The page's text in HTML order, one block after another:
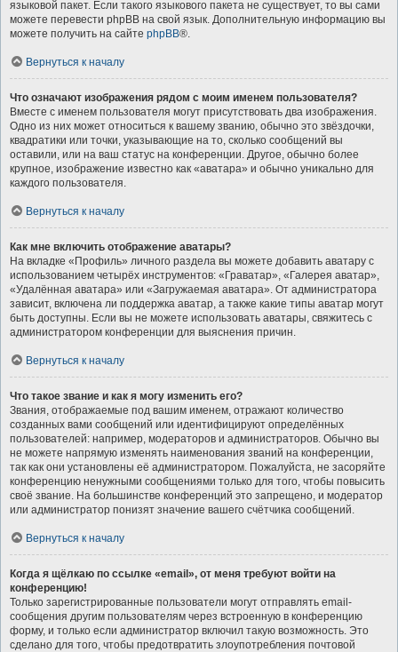
языковой пакет. Если такого языкового пакета не существует, то вы сами
можете перевести phpBB на свой язык. Дополнительную информацию вы
можете получить на сайте phpBB®.
Вернуться к началу
Что означают изображения рядом с моим именем пользователя?
Вместе с именем пользователя могут присутствовать два изображения.
Одно из них может относиться к вашему званию, обычно это звёздочки,
квадратики или точки, указывающие на то, сколько сообщений вы
оставили, или на ваш статус на конференции. Другое, обычно более
крупное, изображение известно как «аватара» и обычно уникально для
каждого пользователя.
Вернуться к началу
Как мне включить отображение аватары?
На вкладке «Профиль» личного раздела вы можете добавить аватару с
использованием четырёх инструментов: «Граватар», «Галерея аватар»,
«Удалённая аватара» или «Загружаемая аватара». От администратора
зависит, включена ли поддержка аватар, а также какие типы аватар могут
быть доступны. Если вы не можете использовать аватары, свяжитесь с
администратором конференции для выяснения причин.
Вернуться к началу
Что такое звание и как я могу изменить его?
Звания, отображаемые под вашим именем, отражают количество
созданных вами сообщений или идентифицируют определённых
пользователей: например, модераторов и администраторов. Обычно вы
не можете напрямую изменять наименования званий на конференции,
так как они установлены её администратором. Пожалуйста, не засоряйте
конференцию ненужными сообщениями только для того, чтобы повысить
своё звание. На большинстве конференций это запрещено, и модератор
или администратор понизят значение вашего счётчика сообщений.
Вернуться к началу
Когда я щёлкаю по ссылке «email», от меня требуют войти на
конференцию!
Только зарегистрированные пользователи могут отправлять email-
сообщения другим пользователям через встроенную в конференцию
форму, и только если администратор включил такую возможность. Это
сделано для того, чтобы предотвратить злоупотребления почтовой